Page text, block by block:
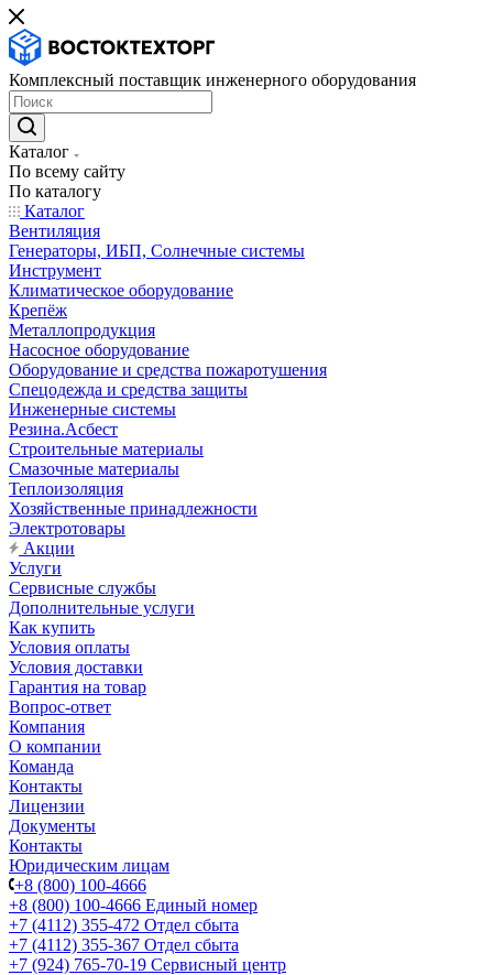
Комплексный поставщик инженерного оборудования
Каталог
По всему сайту
По каталогу
Каталог
Вентиляция
Генераторы, ИБП, Солнечные системы
Инструмент
Климатическое оборудование
Крепёж
Металлопродукция
Насосное оборудование
Оборудование и средства пожаротушения
Спецодежда и средства защиты
Инженерные системы
Резина.Асбест
Строительные материалы
Смазочные материалы
Теплоизоляция
Хозяйственные принадлежности
Электротовары
Акции
Услуги
Сервисные службы
Дополнительные услуги
Как купить
Условия оплаты
Условия доставки
Гарантия на товар
Вопрос-ответ
Компания
О компании
Команда
Контакты
Лицензии
Документы
Контакты
Юридическим лицам
+8 (800) 100-4666
+8 (800) 100-4666 Единый номер
+7 (4112) 355-472 Отдел сбыта
+7 (4112) 355-367 Отдел сбыта
+7 (924) 765-70-19 Сервисный центр